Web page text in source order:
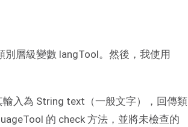
層級變數 langTool。然後，我使用
入為 String text（一般文字），回傳類
的 check 方法，並將未檢查的